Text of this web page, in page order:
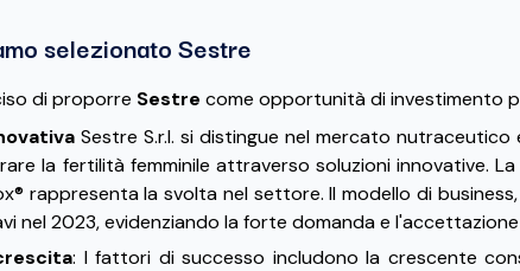
selezionato Sestre
di proporre Sestre come opportunità di investimento
Sestre S.r.l. si distingue nel mercato
la fertilità femminile attraverso soluzioni innovative.
rappresenta la svolta nel settore. Il modello di
nel 2023, evidenziando la forte domanda e
: I fattori di successo includono la crescente